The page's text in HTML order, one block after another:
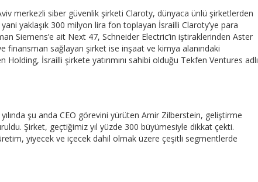
merkezli siber güvenlik şirketi Claroty, dünyaca ünlü şirketlerden
yaklaşık 300 milyon lira fon toplayan İsrailli Claroty’ye para
Siemens’e ait Next 47, Schneider Electric’in iştiraklerinden Aster
finansman sağlayan şirket ise inşaat ve kimya alanındaki
İsrailli şirkete yatırımını sahibi olduğu Tekfen Ventures adlı
şu anda CEO görevini yürüten Amir Zilberstein, geliştirme
Şirket, geçtiğimiz yıl yüzde 300 büyümesiyle dikkat çekti.
yiyecek ve içecek dahil olmak üzere çeşitli segmentlerde